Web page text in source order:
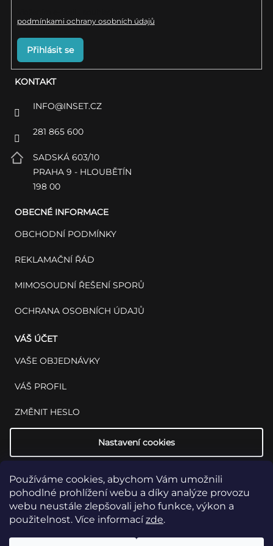
Používáme cookies, abychom Vám umožnili
pohodlné prohlížení webu a díky analýze provozu
webu neustále zlepšovali jeho funkce, výkon a
použitelnost. Více informacízde.
KONTAKT
INFO@INSET.CZ
281 865 600
SADSKÁ 603/10
PRAHA 9 - HLOUBĚTÍN
198 00
OBECNÉ INFORMACE
OBCHODNÍ PODMÍNKY
REKLAMAČNÍ ŘÁD
MIMOSOUDNÍ ŘEŠENÍ SPORŮ
OCHRANA OSOBNÍCH ÚDAJŮ
VÁŠ ÚČET
VAŠE OBJEDNÁVKY
VÁŠ PROFIL
ZMĚNIT HESLO
Nastavení cookies
podmínkami ochrany osobních údajů
Přihlásit se